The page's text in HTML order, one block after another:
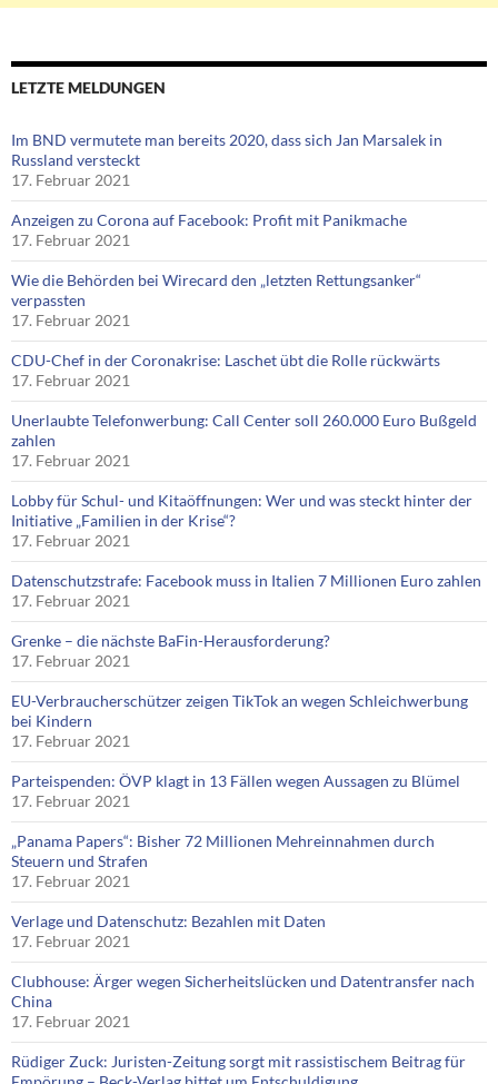
LETZTE MELDUNGEN
Im BND vermutete man bereits 2020, dass sich Jan Marsalek in
Russland versteckt
17. Februar 2021
Anzeigen zu Corona auf Facebook: Profit mit Panikmache
17. Februar 2021
Wie die Behörden bei Wirecard den „letzten Rettungsanker“
verpassten
17. Februar 2021
CDU-Chef in der Coronakrise: Laschet übt die Rolle rückwärts
17. Februar 2021
Unerlaubte Telefonwerbung: Call Center soll 260.000 Euro Bußgeld
zahlen
17. Februar 2021
Lobby für Schul- und Kitaöffnungen: Wer und was steckt hinter der
Initiative „Familien in der Krise“?
17. Februar 2021
Datenschutzstrafe: Facebook muss in Italien 7 Millionen Euro zahlen
17. Februar 2021
Grenke – die nächste BaFin-Herausforderung?
17. Februar 2021
EU-Verbraucherschützer zeigen TikTok an wegen Schleichwerbung
bei Kindern
17. Februar 2021
Parteispenden: ÖVP klagt in 13 Fällen wegen Aussagen zu Blümel
17. Februar 2021
„Panama Papers“: Bisher 72 Millionen Mehreinnahmen durch
Steuern und Strafen
17. Februar 2021
Verlage und Datenschutz: Bezahlen mit Daten
17. Februar 2021
Clubhouse: Ärger wegen Sicherheitslücken und Datentransfer nach
China
17. Februar 2021
Rüdiger Zuck: Juristen-Zeitung sorgt mit rassistischem Beitrag für